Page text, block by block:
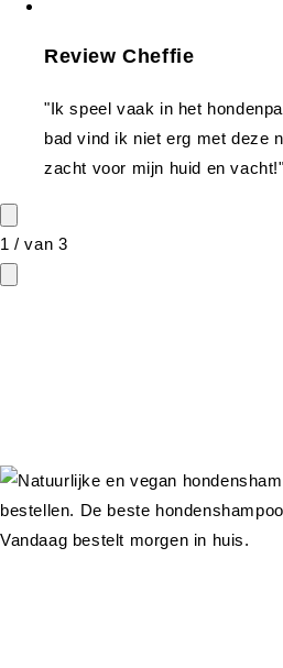
Review Cheffie
"Ik speel vaak in het
bad vind ik niet erg met deze
zacht voor mijn huid en vacht!"
1 /van 3